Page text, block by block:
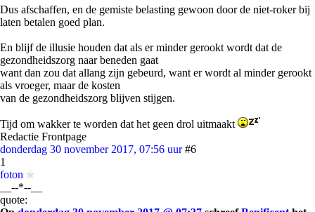
Dus afschaffen, en de gemiste belasting gewoon door de niet-roker bij
laten betalen goed plan.
En blijf de illusie houden dat als er minder gerookt wordt dat de
gezondheidszorg naar beneden gaat
want dan zou dat allang zijn gebeurd, want er wordt al minder gerookt
als vroeger, maar de kosten
van de gezondheidszorg blijven stijgen.
Tijd om wakker te worden dat het geen drol uitmaakt
Redactie Frontpage
donderdag 30 november 2017, 07:56 uur #6
1
foton
__--*--__
quote: